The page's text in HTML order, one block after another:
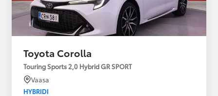
Toyota Corolla
Touring Sports 2,0 Hybrid GR SPORT
Vaasa
HYBRIDI